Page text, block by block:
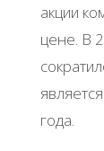
акции
цене. В
года.